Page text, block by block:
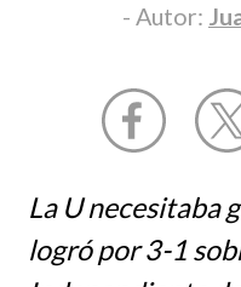
- Autor:
La U
logró por 3-1